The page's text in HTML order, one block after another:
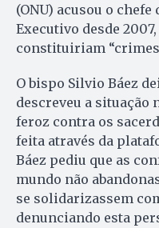
(ONU) acusou o chefe
Executivo desde
constituiriam
O bispo Silvio Báez
descreveu a situação
feroz contra os
feita através da
Báez pediu que as
mundo não
se solidarizassem
denunciando esta